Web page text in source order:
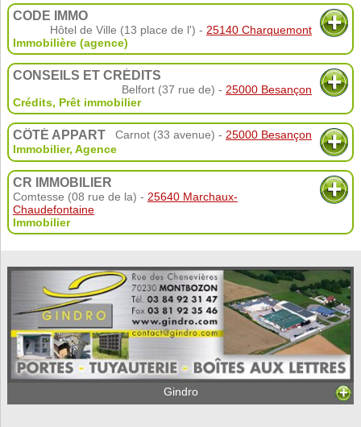
CODE IMMO
Hôtel de Ville (13 place de l') - 25140 Charquemont
Immobilière (agence)
CONSEILS ET CRÉDITS
Belfort (37 rue de) - 25000 Besançon
Crédits, Prêt immobilier
CÔTÉ APPART Carnot (33 avenue) - 25000 Besançon
Immobilier, Agence
CR IMMOBILIER
Comtesse (08 rue de la) - 25640 Marchaux-
Chaudefontaine
Immobilier
Gindro